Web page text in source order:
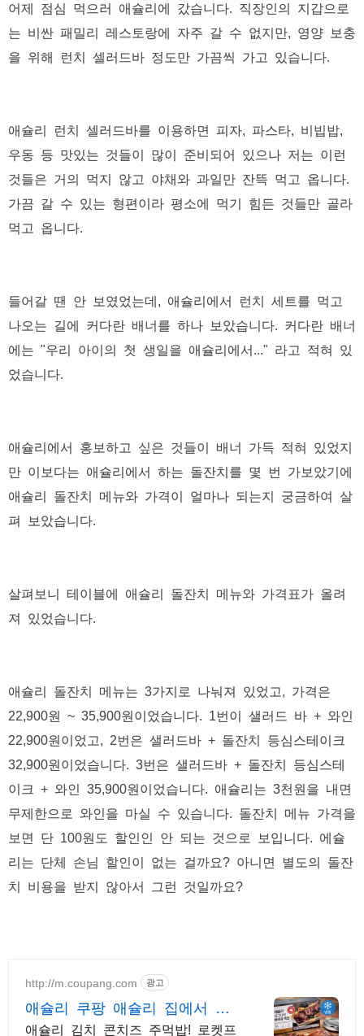
어제 점심 먹으러 애슐리에 갔습니다. 직장인의 지갑으로
는 비싼 패밀리 레스토랑에 자주 갈 수 없지만, 영양 보충
을 위해 런치 셀러드바 정도만 가끔씩 가고 있습니다.
애슐리 런치 셀러드바를 이용하면 피자, 파스타, 비빕밥,
우동 등 맛있는 것들이 많이 준비되어 있으나 저는 이런
것들은 거의 먹지 않고 야채와 과일만 잔뜩 먹고 옵니다.
가끔 갈 수 있는 형편이라 평소에 먹기 힘든 것들만 골라
먹고 옵니다.
들어갈 땐 안 보였었는데, 애슐리에서 런치 세트를 먹고
나오는 길에 커다란 배너를 하나 보았습니다. 커다란 배너
에는 "우리 아이의 첫 생일을 애슐리에서..." 라고 적혀 있
었습니다.
애슐리에서 홍보하고 싶은 것들이 배너 가득 적혀 있었지
만 이보다는 애슐리에서 하는 돌잔치를 몇 번 가보았기에
애슐리 돌잔치 메뉴와 가격이 얼마나 되는지 궁금하여 살
펴 보았습니다.
살펴보니 테이블에 애슐리 돌잔치 메뉴와 가격표가 올려
져 있었습니다.
애슐리 돌잔치 메뉴는 3가지로 나눠져 있었고, 가격은
22,900원 ~ 35,900원이었습니다. 1번이 샐러드 바 + 와인
22,900원이었고, 2번은 샐러드바 + 돌잔치 등심스테이크
32,900원이었습니다. 3번은 샐러드바 + 돌잔치 등심스테
이크 + 와인 35,900원이었습니다. 애슐리는 3천원을 내면
무제한으로 와인을 마실 수 있습니다. 돌잔치 메뉴 가격을
보면 단 100원도 할인인 안 되는 것으로 보입니다. 에슐
리는 단체 손님 할인이 없는 걸까요? 아니면 별도의 돌잔
치 비용을 받지 않아서 그런 것일까요?
http://m.coupang.com 광고
애슐리 쿠팡 애슐리 집에서 즐
겨요
애슐리 김치 콘치즈 주먹밥! 로켓프